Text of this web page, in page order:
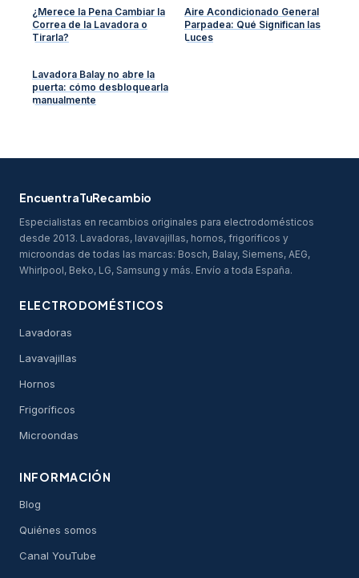
¿Merece la Pena Cambiar la
Correa de la Lavadora o
Tirarla?
Aire Acondicionado General
Parpadea: Qué Significan las
Luces
Lavadora Balay no abre la
puerta: cómo desbloquearla
manualmente
EncuentraTuRecambio
Especialistas en recambios originales para electrodomésticos
desde 2013. Lavadoras, lavavajillas, hornos, frigoríficos y
microondas de todas las marcas: Bosch, Balay, Siemens, AEG,
Whirlpool, Beko, LG, Samsung y más. Envío a toda España.
ELECTRODOMÉSTICOS
Lavadoras
Lavavajillas
Hornos
Frigoríficos
Microondas
INFORMACIÓN
Blog
Quiénes somos
Canal YouTube